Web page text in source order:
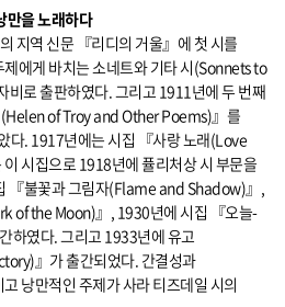
만을 노래하다
지역 신문 『리디의 거울』에 첫 시를
에게 바치는 소네트와 기타 시(Sonnets to
로 출판하였다. 그리고 1911년에 두 번째
of Troy and Other Poems)』를
다. 1917년에는 시집 『사랑 노래(Love
시집으로 1918년에 퓰리처상 시 부문을
『불꽃과 그림자(Flame and Shadow)』,
of the Moon)』, 1930년에 시집 『오늘-
하였다. 그리고 1933년에 유고
』가 출간되었다. 간결성과
낭만적인 주제가 사라 티즈데일 시의